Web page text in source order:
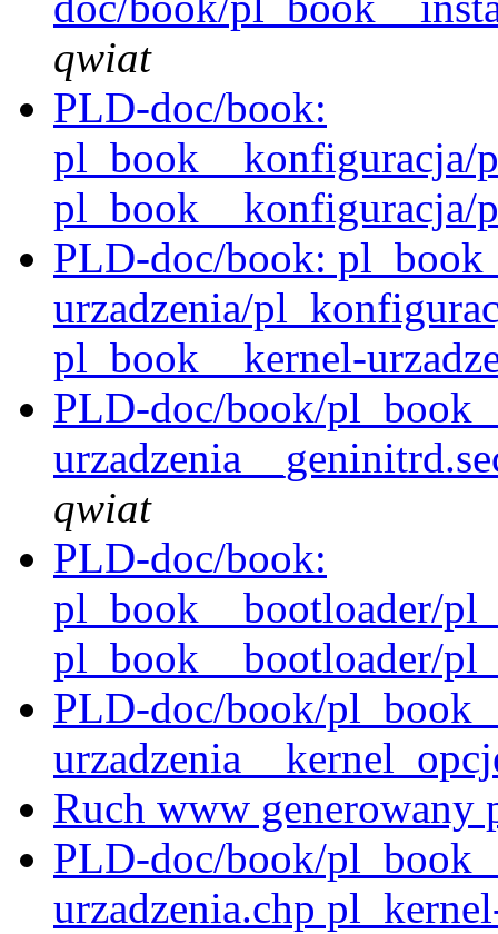
qwiat
PLD-doc/book:
pl_book__konfiguracja/
pl_book__konfiguracja/
PLD-doc/book:
urzadzenia/
pl_book__kernel-
PLD-doc/book/
qwiat
PLD-doc/book:
pl_book__bootloader/
pl_book__bootloader/
PLD-doc/book/
Ruch www generowany
PLD-doc/book/
urzadzenia.chp